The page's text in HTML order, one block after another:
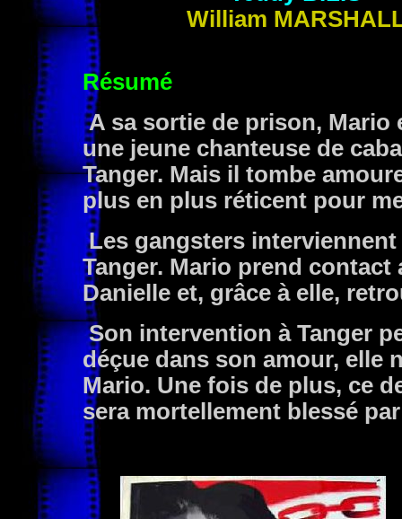
William
Résumé
A sa sortie de prison, Mario
une jeune chanteuse de
Tanger. Mais il tombe
plus en plus réticent pour
Les gangsters
Tanger. Mario prend
Danielle et, grâce à elle,
Son intervention à Tanger
déçue dans son amour, elle
Mario. Une fois de plus, ce
sera mortellement blessé